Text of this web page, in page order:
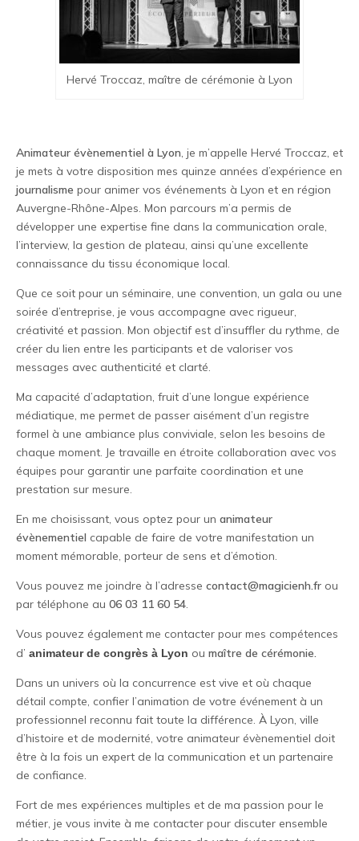
Hervé Troccaz, maître de cérémonie à Lyon
Animateur évènementiel à Lyon, je m’appelle Hervé Troccaz, et
je mets à votre disposition mes quinze années d’expérience en
journalisme pour animer vos événements à Lyon et en région
Auvergne-Rhône-Alpes. Mon parcours m’a permis de
développer une expertise fine dans la communication orale,
l’interview, la gestion de plateau, ainsi qu’une excellente
connaissance du tissu économique local.
Que ce soit pour un séminaire, une convention, un gala ou une
soirée d’entreprise, je vous accompagne avec rigueur,
créativité et passion. Mon objectif est d’insuffler du rythme, de
créer du lien entre les participants et de valoriser vos
messages avec authenticité et clarté.
Ma capacité d’adaptation, fruit d’une longue expérience
médiatique, me permet de passer aisément d’un registre
formel à une ambiance plus conviviale, selon les besoins de
chaque moment. Je travaille en étroite collaboration avec vos
équipes pour garantir une parfaite coordination et une
prestation sur mesure.
En me choisissant, vous optez pour un animateur
évènementiel capable de faire de votre manifestation un
moment mémorable, porteur de sens et d’émotion.
Vous pouvez me joindre à l’adresse contact@magicienh.fr ou
par téléphone au 06 03 11 60 54.
Vous pouvez également me contacter pour mes compétences
d’ animateur de congrès à Lyon ou maître de cérémonie.
Dans un univers où la concurrence est vive et où chaque
détail compte, confier l’animation de votre événement à un
professionnel reconnu fait toute la différence. À Lyon, ville
d’histoire et de modernité, votre animateur évènementiel doit
être à la fois un expert de la communication et un partenaire
de confiance.
Fort de mes expériences multiples et de ma passion pour le
métier, je vous invite à me contacter pour discuter ensemble